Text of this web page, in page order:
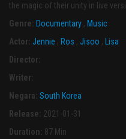
the magic of their unity in live
Genre: Documentary , Music
Actor: Jennie , Ros , Jisoo ,
Lisa
Director:
Writer:
Negara: South Korea
Release: 2021-01-31
Duration: 87 Min